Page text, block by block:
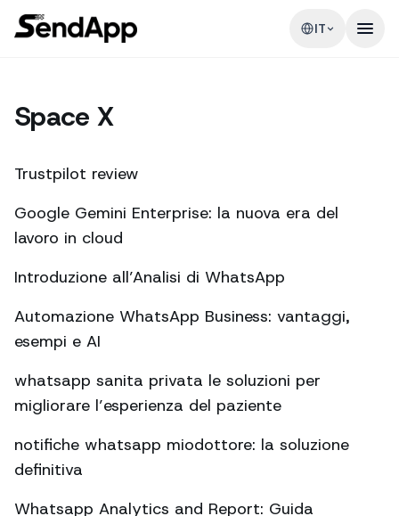
IT
Space X
Trustpilot review
Google Gemini Enterprise: la nuova era del
lavoro in cloud
Introduzione all’Analisi di WhatsApp
Automazione WhatsApp Business: vantaggi,
esempi e AI
whatsapp sanita privata le soluzioni per
migliorare l’esperienza del paziente
notifiche whatsapp miodottore: la soluzione
definitiva
Whatsapp Analytics and Report: Guida